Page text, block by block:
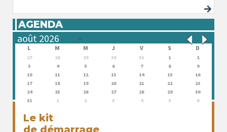
AGENDA
L M M J V S D
27 28 29 30 31 1
2
3
4 5 6 7 8
9
10
11 12 13 14 15
16
17
18 19 20 21 22
23
24
25 26 27 28 29
30
31
1 2 3 4 5 6
Le kit
de démarrage